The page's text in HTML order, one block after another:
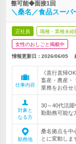
整可能◆面接1回
＼桑名／食品スー
正社員 職種・業種未経
女性のおしごと掲載中
情報更新日：2026/06/05
仕事内容
《直行直帰
畜産・農産・
業務をお任せ
対象と
なる方
30～40代活
勤勤務可能な
勤務地
桑名拠点を中
とに変動しま